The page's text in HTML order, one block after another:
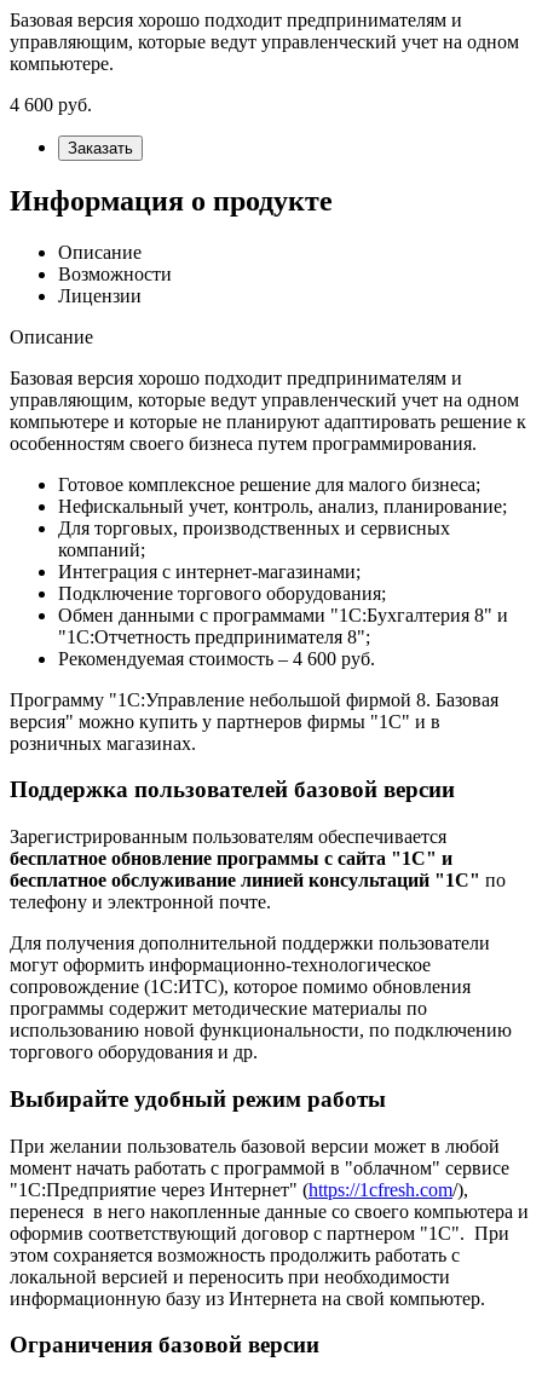
Базовая версия хорошо подходит предпринимателям и
управляющим, которые ведут управленческий учет на одном
компьютере.
4 600 руб.
Заказать
Информация о продукте
Описание
Возможности
Лицензии
Описание
Базовая версия хорошо подходит предпринимателям и
управляющим, которые ведут управленческий учет на одном
компьютере и которые не планируют адаптировать решение к
особенностям своего бизнеса путем программирования.
Готовое комплексное решение для малого бизнеса;
Нефискальный учет, контроль, анализ, планирование;
Для торговых, производственных и сервисных
компаний;
Интеграция с интернет-магазинами;
Подключение торгового оборудования;
Обмен данными с программами "1С:Бухгалтерия 8" и
"1С:Отчетность предпринимателя 8";
Рекомендуемая стоимость – 4 600 руб.
Программу "1С:Управление небольшой фирмой 8. Базовая
версия" можно купить у партнеров фирмы "1С" и в
розничных магазинах.
Поддержка пользователей базовой версии
Зарегистрированным пользователям обеспечивается
бесплатное обновление программы с сайта "1С" и
бесплатное обслуживание линией консультаций "1С" по
телефону и электронной почте.
Для получения дополнительной поддержки пользователи
могут оформить информационно-технологическое
сопровождение (1С:ИТС), которое помимо обновления
программы содержит методические материалы по
использованию новой функциональности, по подключению
торгового оборудования и др.
Выбирайте удобный режим работы
При желании пользователь базовой версии может в любой
момент начать работать с программой в "облачном" сервисе
"1С:Предприятие через Интернет" (https://1cfresh.com/),
перенеся в него накопленные данные со своего компьютера и
оформив соответствующий договор с партнером "1С". При
этом сохраняется возможность продолжить работать с
локальной версией и переносить при необходимости
информационную базу из Интернета на свой компьютер.
Ограничения базовой версии